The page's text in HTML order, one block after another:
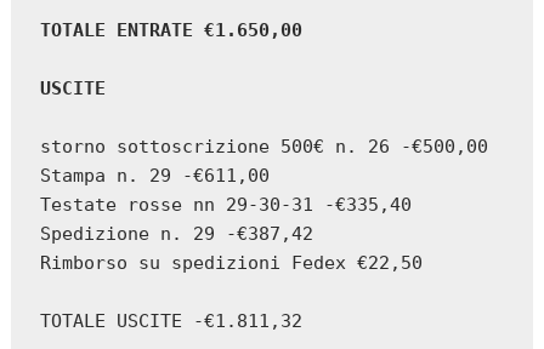
TOTALE ENTRATE €1.650,00
USCITE
storno sottoscrizione 500€ n. 26 -€500,00
Stampa n. 29 -€611,00
Testate rosse nn 29-30-31 -€335,40
Spedizione n. 29 -€387,42
Rimborso su spedizioni Fedex €22,50
TOTALE USCITE -€1.811,32